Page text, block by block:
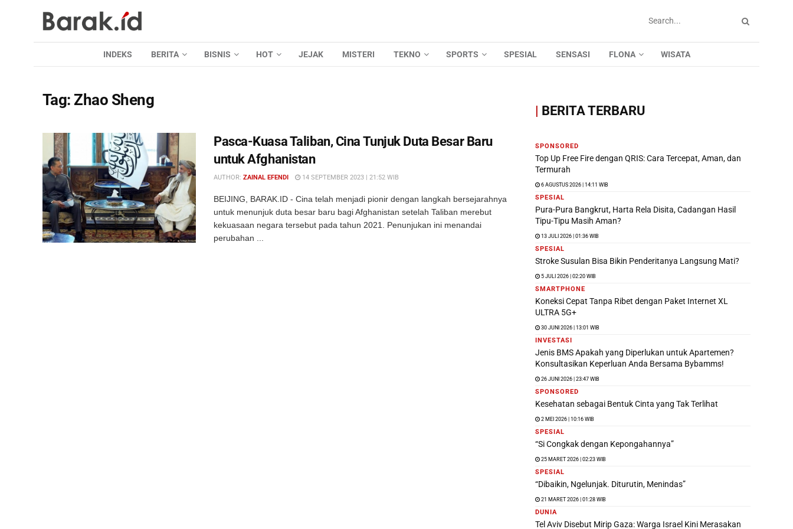
INDEKS BERITA BISNIS HOT JEJAK MISTERI TEKNO SPORTS SPESIAL SENSASI FLONA WISATA
Tag: Zhao Sheng
Pasca-Kuasa Taliban, Cina Tunjuk Duta Besar Baru
untuk Afghanistan
AUTHOR: ZAINAL EFENDI 14 SEPTEMBER 2023 | 21:52 WIB
BEIJING, BARAK.ID - Cina telah menjadi pionir dengan langkah bersejarahnya
untuk menunjuk duta besar baru bagi Afghanistan setelah Taliban merebut
kekuasaan negara tersebut pada tahun 2021. Penunjukan ini menandai
perubahan ...
| BERITA TERBARU
SPONSORED
Top Up Free Fire dengan QRIS: Cara Tercepat, Aman, dan
Termurah
6 AGUSTUS 2026 | 14:11 WIB
SPESIAL
Pura-Pura Bangkrut, Harta Rela Disita, Cadangan Hasil
Tipu-Tipu Masih Aman?
13 JULI 2026 | 01:36 WIB
SPESIAL
Stroke Susulan Bisa Bikin Penderitanya Langsung Mati?
5 JULI 2026 | 02:20 WIB
SMARTPHONE
Koneksi Cepat Tanpa Ribet dengan Paket Internet XL
ULTRA 5G+
30 JUNI 2026 | 13:01 WIB
INVESTASI
Jenis BMS Apakah yang Diperlukan untuk Apartemen?
Konsultasikan Keperluan Anda Bersama Bybamms!
26 JUNI 2026 | 23:47 WIB
SPONSORED
Kesehatan sebagai Bentuk Cinta yang Tak Terlihat
2 MEI 2026 | 10:16 WIB
SPESIAL
“Si Congkak dengan Kepongahannya”
25 MARET 2026 | 02:23 WIB
SPESIAL
“Dibaikin, Ngelunjak. Diturutin, Menindas”
21 MARET 2026 | 01:28 WIB
DUNIA
Tel Aviv Disebut Mirip Gaza: Warga Israel Kini Merasakan